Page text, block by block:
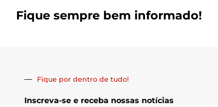
Fique sempre bem informado!
Fique por dentro de tudo!
Inscreva-se e receba nossas notícias